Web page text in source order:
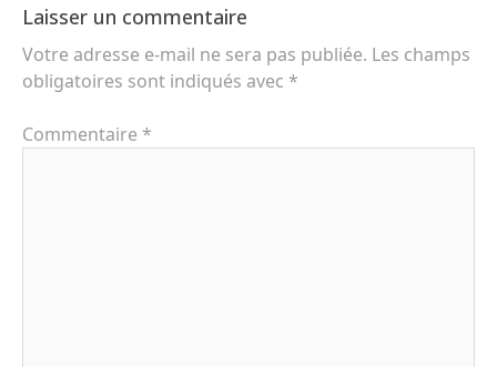
Laisser un commentaire
Votre adresse e-mail ne sera pas publiée. Les champs
obligatoires sont indiqués avec *
Commentaire *